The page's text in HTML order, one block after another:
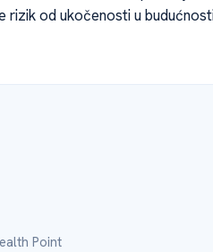
rizik od ukočenosti u
Point